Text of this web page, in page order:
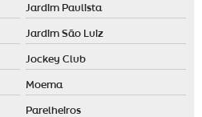
Jardim Paulista
Jardim São Luiz
Jockey Club
Moema
Parelheiros